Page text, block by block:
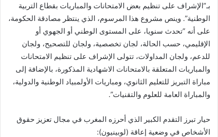
بـ”الإشراف على تنظيم بعض الامتحانات والمباريات بقطاع التربية
الوطنية”. وينص مشروع هذا المرسوم، الذي ينتظر مصادقة الحكومة،
على أنه “تحدث سنويا، على المستوى الوطني أو الجهوي أو
الإقليمي، حسب الحالة، لجان تخصصية، ولجان للتصحيح، ولجان
للدعم، ولجان المداولات، تتولى الإشراف على تنظيم الامتحانات
والمباريات المتعلقة بالامتحانات الاشهادية المذكورة، بالإضافة إلى
مباراة التبريز للتعليم الثانوي، ومباريات الأولمبياد الوطنية والدولية،
والمباراة العامة للعلوم والتقنيات”.
حيار تبرز التقدم الكبير الذي أحرزه المغرب في مجال تعزيز حقوق
الأشخاص في وضعية إعاقة (لوبينيون):